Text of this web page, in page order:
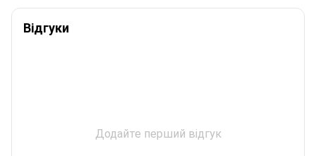
Відгуки
Додайте перший відгук